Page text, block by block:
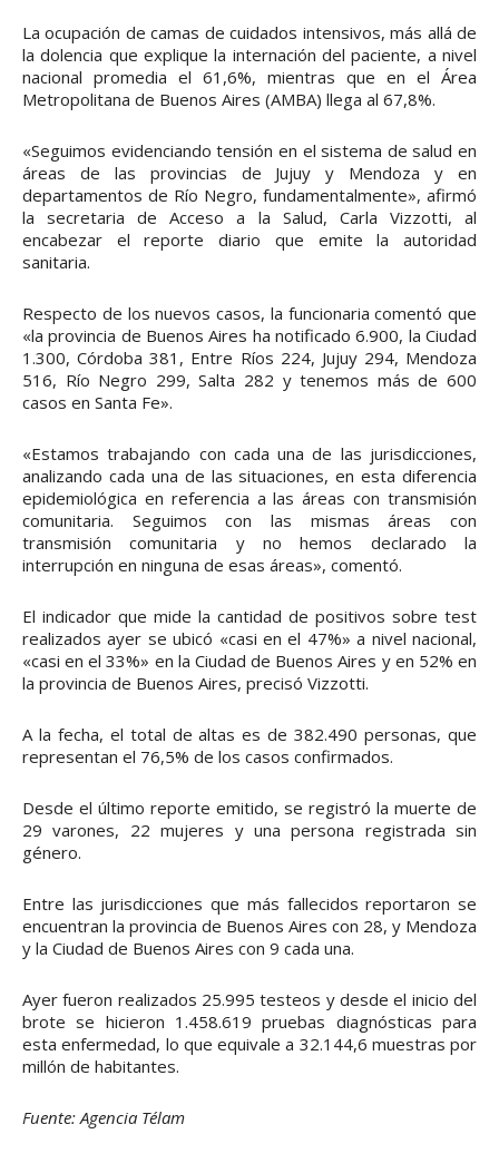
La ocupación de camas de cuidados intensivos, más allá de
la dolencia que explique la internación del paciente, a nivel
nacional promedia el 61,6%, mientras que en el Área
Metropolitana de Buenos Aires (AMBA) llega al 67,8%.
«Seguimos evidenciando tensión en el sistema de salud en
áreas de las provincias de Jujuy y Mendoza y en
departamentos de Río Negro, fundamentalmente», afirmó
la secretaria de Acceso a la Salud, Carla Vizzotti, al
encabezar el reporte diario que emite la autoridad
sanitaria.
Respecto de los nuevos casos, la funcionaria comentó que
«la provincia de Buenos Aires ha notificado 6.900, la Ciudad
1.300, Córdoba 381, Entre Ríos 224, Jujuy 294, Mendoza
516, Río Negro 299, Salta 282 y tenemos más de 600
casos en Santa Fe».
«Estamos trabajando con cada una de las jurisdicciones,
analizando cada una de las situaciones, en esta diferencia
epidemiológica en referencia a las áreas con transmisión
comunitaria. Seguimos con las mismas áreas con
transmisión comunitaria y no hemos declarado la
interrupción en ninguna de esas áreas», comentó.
El indicador que mide la cantidad de positivos sobre test
realizados ayer se ubicó «casi en el 47%» a nivel nacional,
«casi en el 33%» en la Ciudad de Buenos Aires y en 52% en
la provincia de Buenos Aires, precisó Vizzotti.
A la fecha, el total de altas es de 382.490 personas, que
representan el 76,5% de los casos confirmados.
Desde el último reporte emitido, se registró la muerte de
29 varones, 22 mujeres y una persona registrada sin
género.
Entre las jurisdicciones que más fallecidos reportaron se
encuentran la provincia de Buenos Aires con 28, y Mendoza
y la Ciudad de Buenos Aires con 9 cada una.
Ayer fueron realizados 25.995 testeos y desde el inicio del
brote se hicieron 1.458.619 pruebas diagnósticas para
esta enfermedad, lo que equivale a 32.144,6 muestras por
millón de habitantes.
Fuente: Agencia Télam